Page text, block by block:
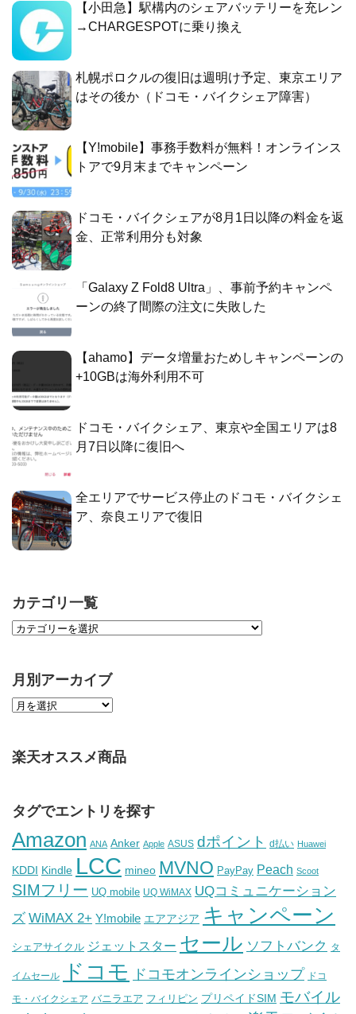
【小田急】駅構内のシェアバッテリーを充レン
→CHARGESPOTに乗り換え
札幌ポロクルの復旧は週明け予定、東京エリア
はその後か（ドコモ・バイクシェア障害）
【Y!mobile】事務手数料が無料！オンラインス
トアで9月末までキャンペーン
ドコモ・バイクシェアが8月1日以降の料金を返
金、正常利用分も対象
「Galaxy Z Fold8 Ultra」、事前予約キャンペ
ーンの終了間際の注文に失敗した
【ahamo】データ増量おためしキャンペーンの
+10GBは海外利用不可
ドコモ・バイクシェア、東京や全国エリアは8
月7日以降に復旧へ
全エリアでサービス停止のドコモ・バイクシェ
ア、奈良エリアで復旧
カテゴリ一覧
月別アーカイブ
楽天オススメ商品
タグでエントリを探す
Amazon ANA Anker Apple ASUS dポイント d払い Huawei
KDDI Kindle LCC mineo MVNO PayPay Peach Scoot
SIMフリー UQ mobile UQ WiMAX UQコミュニケーション
ズ WiMAX 2+ Y!mobile エアアジア キャンペーン
シェアサイクル ジェットスター セール ソフトバンク タ
イムセール ドコモ ドコモオンラインショップ ドコ
モ・バイクシェア バニラエア フィリピン プリペイドSIM モバイル